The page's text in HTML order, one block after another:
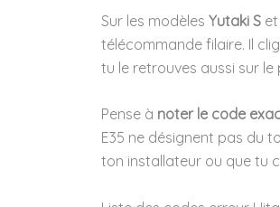
Sur les modèles Yutaki S et
télécommande filaire. Il
tu le retrouves aussi sur
Pense à noter le code
E35 ne désignent pas du
ton installateur ou que tu